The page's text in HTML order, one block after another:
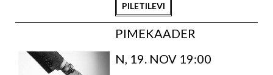
PILETILEVI
PIMEKAADER
N, 19. NOV 19:00